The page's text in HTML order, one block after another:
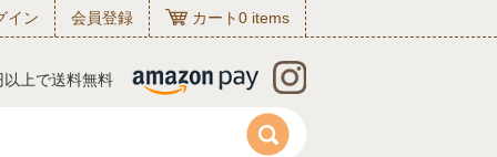
イン 会員登録 カート0 items
上で送料無料